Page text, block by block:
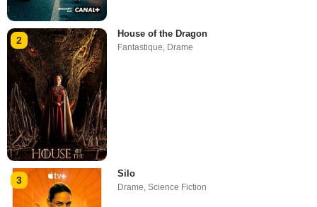
2
House of the Dragon
Fantastique, Drame
3
Silo
Drame,Science Fiction